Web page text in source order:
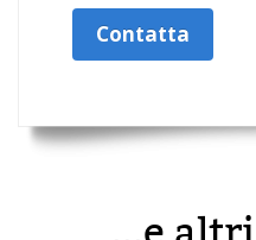
Contatta